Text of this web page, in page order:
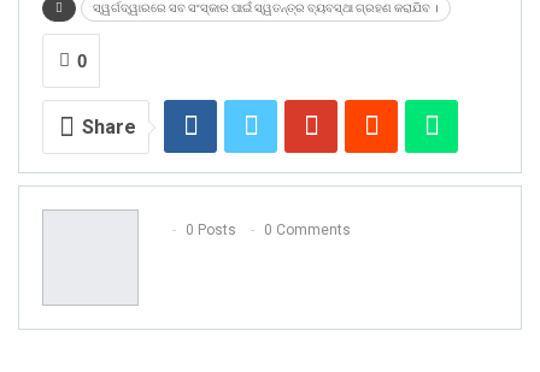
ସ୍ୱର୍ଗଦ୍ୱାରରେ ସବ ସଂସ୍କାର ପାଇଁ ସ୍ୱତନ୍ତ୍ର ବ୍ୟବସ୍ଥା ଗ୍ରହଣ କରାଯିବ ।
0
Share
0 Posts 0 Comments